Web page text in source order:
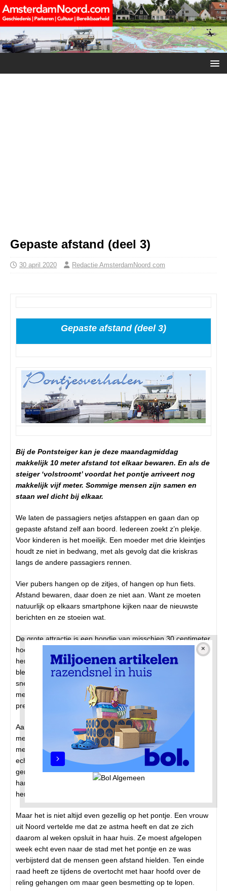
Gepaste afstand (deel 3)
30 april 2020 Redactie AmsterdamNoord com
Gepaste afstand (deel 3)
Bij de Pontsteiger kan je deze maandagmiddag
makkelijk 10 meter afstand tot elkaar bewaren. En als de
steiger ‘volstroomt’ voordat het pontje arriveert nog
makkelijk vijf meter. Sommige mensen zijn samen en
staan wel dicht bij elkaar.
We laten de passagiers netjes afstappen en gaan dan op
gepaste afstand zelf aan boord. Iedereen zoekt z’n plekje.
Voor kinderen is het moeilijk. Een moeder met drie kleintjes
houdt ze niet in bedwang, met als gevolg dat die kriskras
langs de andere passagiers rennen.
Vier pubers hangen op de zitjes, of hangen op hun fiets.
Afstand bewaren, daar doen ze niet aan. Want ze moeten
natuurlijk op elkaars smartphone kijken naar de nieuwste
berichten en ze stoeien wat.
De grote attractie is een hondje van misschien 30 centimeter
hoog. Op de steiger had hij al zitten dollen met een meisje bij
hem in de buurt. Hij rende dan luid blaffend naar haar toe en
bleef vlak voor haar staan. Nog harder blaffend. Daarna
snelde hij terug naar zijn baas. En zo keer op keer. Het
meisje was een beetje bang, maar kraaide het ook uit van de
pret.
Aan boord gaan hond en baas op het voordek staan, het
meisje met moeder parkeren de fiets in het gangpad. Het
meisje wil weer naar de hond en vraagt haar moeder. Die is
echter niet aanspreekbaar, want die wordt in beslag
genomen door haar smartphone. Maar wat later lopen ze
hand in hand naar het hondje, waar het spelletje zich
herhaalt. Passagiers kijken geamuseerd toe.
Maar het is niet altijd even gezellig op het pontje. Een vrouw
uit Noord vertelde me dat ze astma heeft en dat ze zich
daarom al weken opsluit in haar huis. Ze moest afgelopen
week echt even naar de stad met het pontje en ze was
verbijsterd dat de mensen geen afstand hielden. Ten einde
raad heeft ze tijdens de overtocht met haar hoofd over de
reling gehangen om maar geen besmetting op te lopen.